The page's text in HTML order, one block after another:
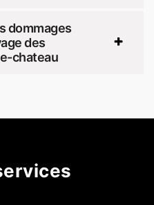
dommages
des
chateau